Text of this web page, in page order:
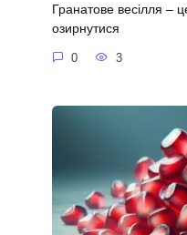
Гранатове весілля –
озирнутися
0 3